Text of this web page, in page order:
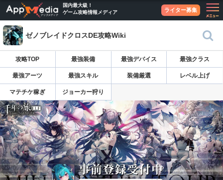
国内最大級！
ゲーム攻略情報メディア
ライター募集
ゼノブレイドクロスDE攻略Wiki
攻略TOP 最強装備 最強デバイス 最強クラス
最強アーツ 最強スキル 装備厳選 レベル上げ
マテチケ稼ぎ ジョーカー狩り